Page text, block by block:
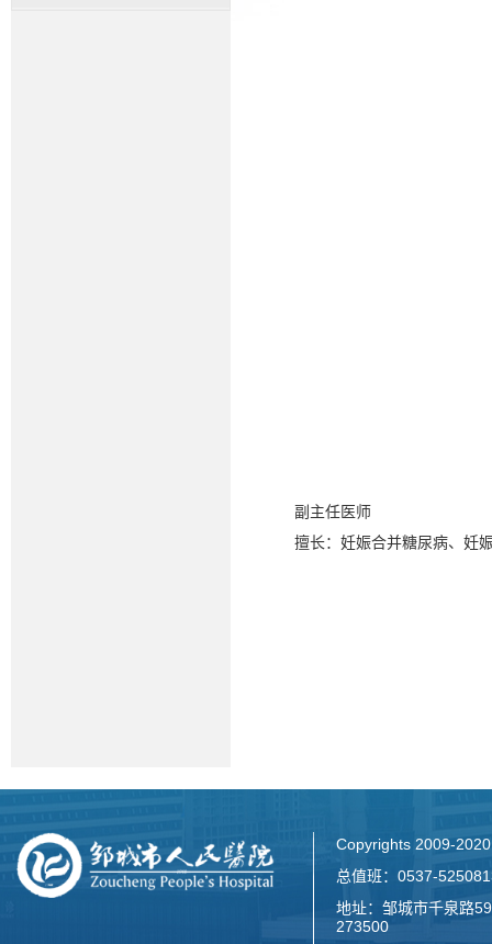
副主任医师
擅长：妊娠合并糖尿病、妊
Copyrights 2009-
总值班：0537-
地址：邹城市千泉路
273500